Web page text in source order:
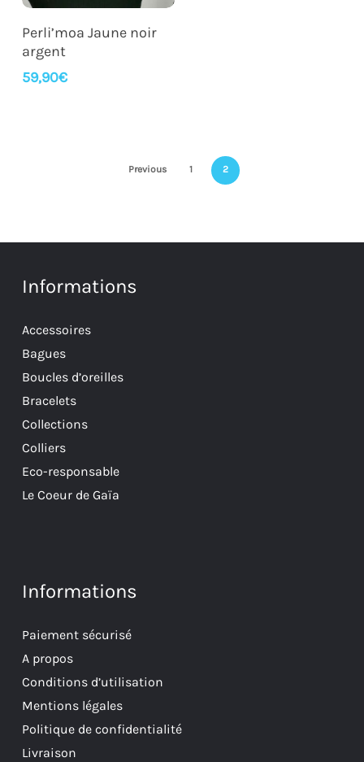
Ajouter Au Panier
Perli’moa Jaune noir
argent
59,90€
Previous 1 2
Informations
Accessoires
Bagues
Boucles d’oreilles
Bracelets
Collections
Colliers
Eco-responsable
Le Coeur de Gaïa
Informations
Paiement sécurisé
A propos
Conditions d’utilisation
Mentions légales
Politique de confidentialité
Livraison